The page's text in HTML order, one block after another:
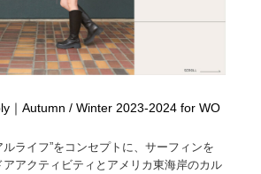
｜Autumn / Winter 2023-2024 for WO
ライフ”をコンセプトに、サーフィンを
アクティビティとアメリカ東海岸のカル